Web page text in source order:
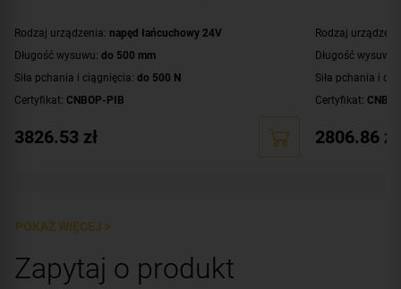
Rodzaj urządzenia: napęd łańcuchowy 24V
Długość wysuwu: do 500 mm
Siła pchania i ciągnięcia: do 500 N
Certyfikat: CNBOP-PIB
3826.53 zł
Rodzaj
Długość wysuwu:
Siła pchania i
Certyfikat:
2806.86 zł
POKAŻ WIĘCEJ >
Zapytaj o produkt